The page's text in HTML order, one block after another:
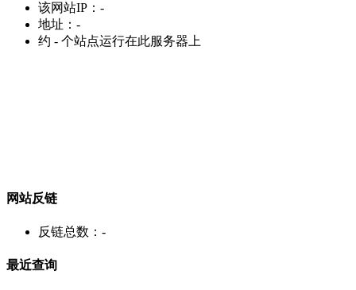
该网站IP： -
地址： -
约 - 个站点运行在此服务器上
网站反链
反链总数： -
最近查询